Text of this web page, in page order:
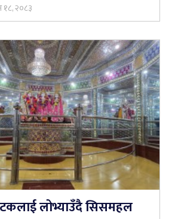
१८, २०८३
लोभ्याउँदै सिसमहल